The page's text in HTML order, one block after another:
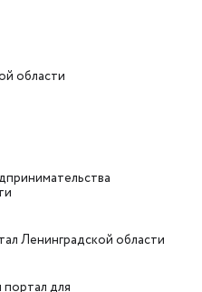
области
Ленинградской области
для